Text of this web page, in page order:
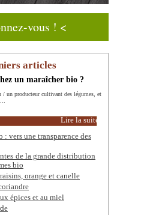
vous ! <
articles
un maraîcher bio ?
/ un producteur cultivant des légumes, et
Lire la suite
: vers une transparence des
de la grande distribution
bio
orange et canelle
épices et au miel